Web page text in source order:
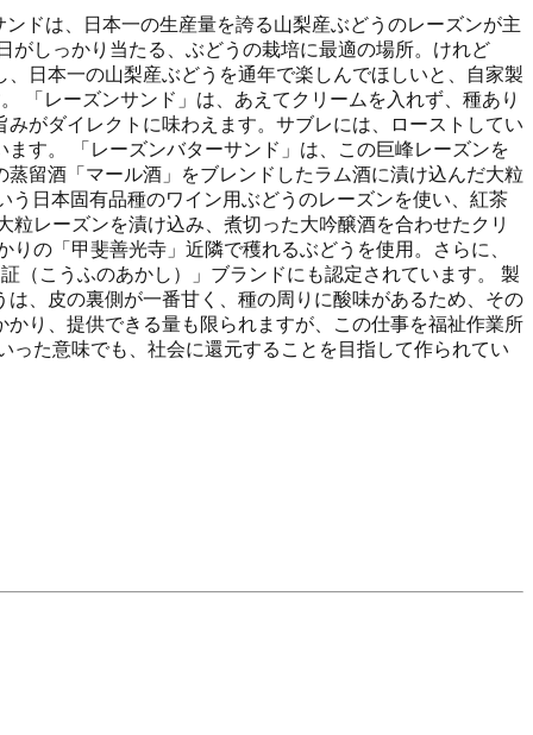
ドは、日本一の生産量を誇る山梨産ぶどうのレーズンが主
しっかり当たる、ぶどうの栽培に最適の場所。けれど
日本一の山梨産ぶどうを通年で楽しんでほしいと、自家製
「レーズンサンド」は、あえてクリームを入れず、種あり
がダイレクトに味わえます。サブレには、ローストしてい
す。 「レーズンバターサンド」は、この巨峰レーズンを
留酒「マール酒」をブレンドしたラム酒に漬け込んだ大粒
う日本固有品種のワイン用ぶどうのレーズンを使い、紅茶
レーズンを漬け込み、煮切った大吟醸酒を合わせたクリ
の「甲斐善光寺」近隣で穫れるぶどうを使用。さらに、
（こうふのあかし）」ブランドにも認定されています。 製
、皮の裏側が一番甘く、種の周りに酸味があるため、その
り、提供できる量も限られますが、この仕事を福祉作業所
た意味でも、社会に還元することを目指して作られてい